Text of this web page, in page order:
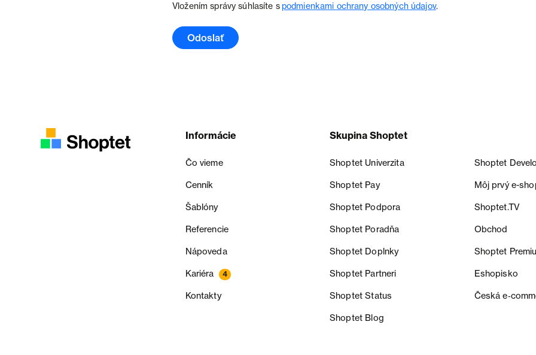
Vložením správy súhlasíte spodmienkami ochrany osobných údajov.
Odoslať
Informácie
Čo vieme
Cenník
Šablóny
Referencie
Nápoveda
Kariéra 4
Kontakty
Skupina Shoptet
Shoptet Univerzita Shoptet
Shoptet Pay Môj prvý e-
Shoptet Podpora Shoptet.TV
Shoptet Poradňa Obchod
Shoptet Doplnky Shoptet
Shoptet Partneri Eshopisko
Shoptet Status Česká
Shoptet Blog